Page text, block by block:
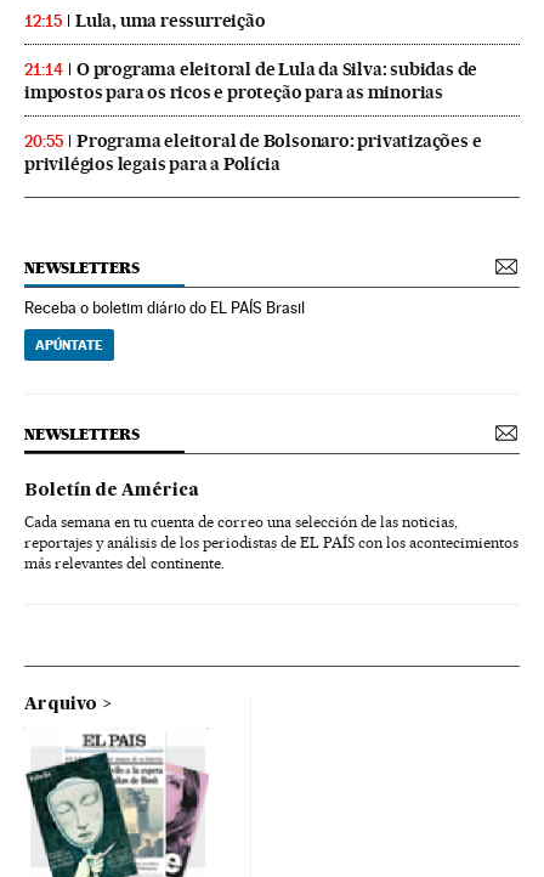
12:15 Lula, uma ressurreição
21:14
O programa eleitoral de Lula da Silva: subidas de
impostos para os ricos e proteção para as minorias
20:55
Programa eleitoral de Bolsonaro: privatizações e
privilégios legais para a Polícia
NEWSLETTERS
Receba o boletim diário do EL PAÍS Brasil
APÚNTATE
NEWSLETTERS
Boletín de América
Cada semana en tu cuenta de correo una selección de las noticias,
reportajes y análisis de los periodistas de EL PAÍS con los acontecimientos
más relevantes del continente.
Arquivo